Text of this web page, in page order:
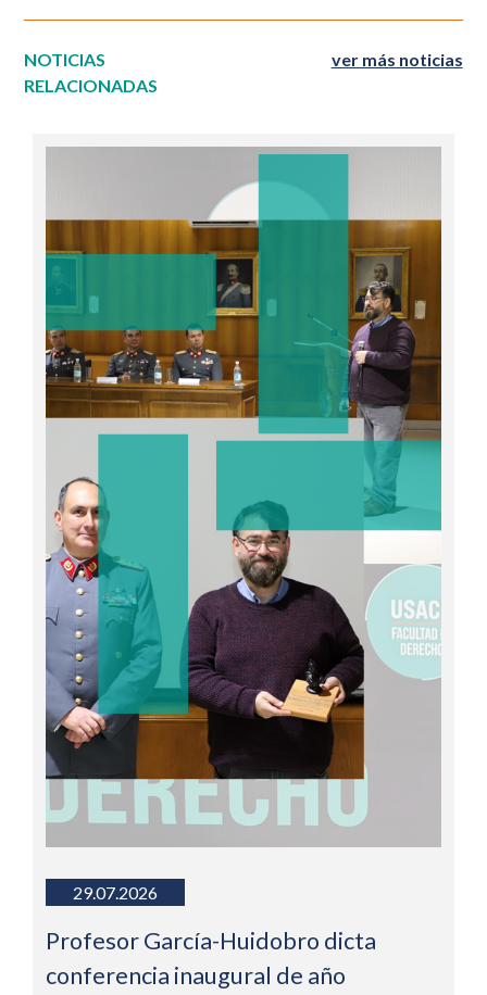
NOTICIAS
RELACIONADAS
ver más noticias
29.07.2026
Profesor García-Huidobro dicta
conferencia inaugural de año